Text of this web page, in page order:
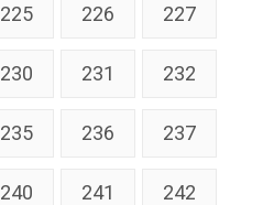
225 226 227
230 231 232
235 236 237
240 241 242